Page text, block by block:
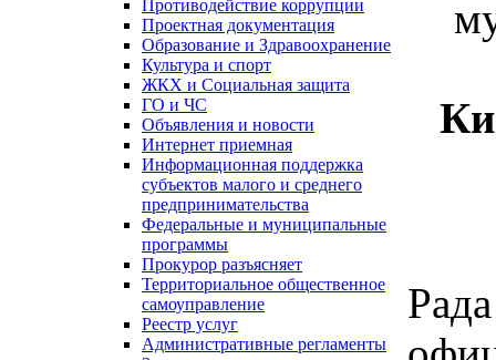
Противодействие коррупции
Проектная документация
Образование и Здравоохранение
Культура и спорт
ЖКХ и Социальная защита
ГО и ЧС
Объявления и новости
Интернет приемная
Информационная поддержка
субъектов малого и среднего
предпринимательства
Федеральные и муниципальные
программы
Прокурор разъясняет
Территориальное общественное
самоуправление
Реестр услуг
Административные регламенты